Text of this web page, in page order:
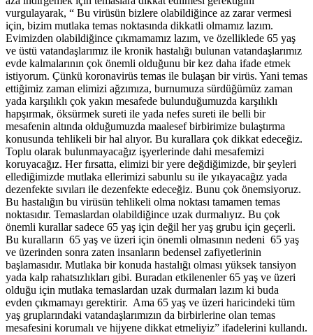
vurgulayarak, “ Bu virüsün bizlere olabildiğince az zarar vermesi
için, bizim mutlaka temas noktasında dikkatli olmamız lazım.
Evimizden olabildiğince çıkmamamız lazım, ve özelliklede 65 yaş
ve üstü vatandaşlarımız ile kronik hastalığı bulunan vatandaşlarımız
evde kalmalarının çok önemli olduğunu bir kez daha ifade etmek
istiyorum. Çünkü koronavirüs temas ile bulaşan bir virüs. Yani temas
ettiğimiz zaman elimizi ağzımıza, burnumuza sürdüğümüz zaman
yada karşılıklı çok yakın mesafede bulunduğumuzda karşılıklı
hapşırmak, öksürmek sureti ile yada nefes sureti ile belli bir
mesafenin altında olduğumuzda maalesef birbirimize bulaştırma
konusunda tehlikeli bir hal alıyor. Bu kurallara çok dikkat edeceğiz.
Toplu olarak bulunmayacağız işyerlerinde dahi mesafemizi
koruyacağız. Her fırsatta, elimizi bir yere değdiğimizde, bir şeyleri
ellediğimizde mutlaka ellerimizi sabunlu su ile yıkayacağız yada
dezenfekte sıvıları ile dezenfekte edeceğiz. Bunu çok önemsiyoruz.
Bu hastalığın bu virüsün tehlikeli olma noktası tamamen temas
noktasıdır. Temaslardan olabildiğince uzak durmalıyız. Bu çok
önemli kurallar sadece 65 yaş için değil her yaş grubu için geçerli.
Bu kuralların 65 yaş ve üzeri için önemli olmasının nedeni 65 yaş
ve üzerinden sonra zaten insanların bedensel zafiyetlerinin
başlamasıdır. Mutlaka bir konuda hastalığı olması yüksek tansiyon
yada kalp rahatsızlıkları gibi. Buradan etkilenenler 65 yaş ve üzeri
olduğu için mutlaka temaslardan uzak durmaları lazım ki buda
evden çıkmamayı gerektirir. Ama 65 yaş ve üzeri haricindeki tüm
yaş gruplarındaki vatandaşlarımızın da birbirlerine olan temas
mesafesini korumalı ve hijyene dikkat etmeliyiz” ifadelerini kullandı.